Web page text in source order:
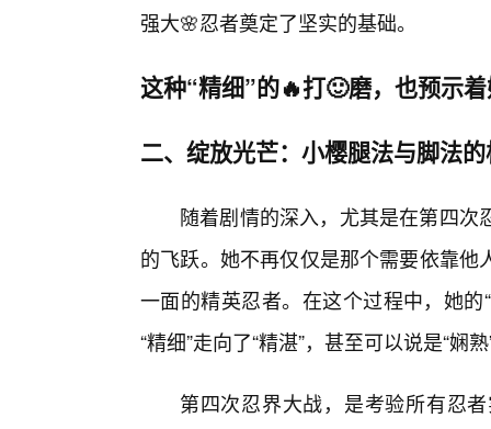
强大🌸忍者奠定了坚实的基础。
这种“精细”的🔥打🙂磨，也预示
二、绽放光芒：小樱腿法与脚法
随着剧情的深入，尤其是在第四
的飞跃。她不再仅仅是那个需要依靠
一面的精英忍者。在这个过程中，她的
“精细”走向了“精湛”，甚至可以说是“娴
第四次忍界大战，是考验所有忍